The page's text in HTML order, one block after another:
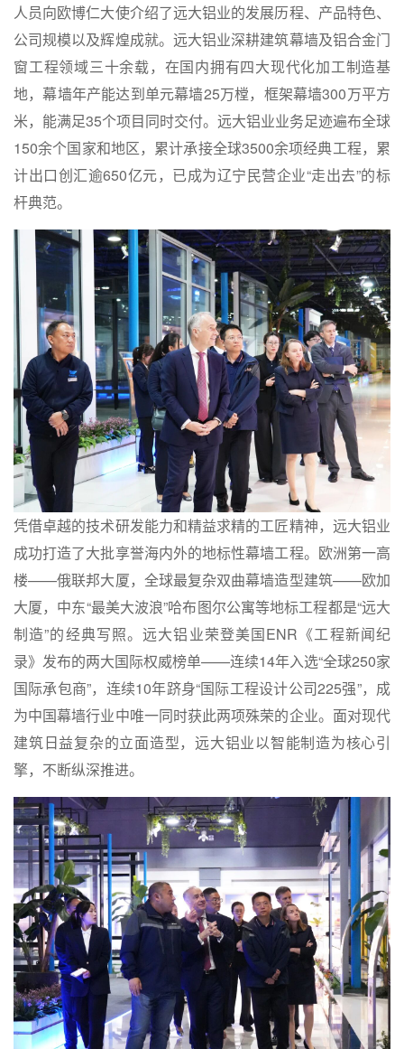
人员向欧博仁大使介绍了远大铝业的发展历程、产品特色、
公司规模以及辉煌成就。远大铝业深耕建筑幕墙及铝合金门
窗工程领域三十余载，在国内拥有四大现代化加工制造基
地，幕墙年产能达到单元幕墙25万樘， 框架幕墙300万平方
米，能满足35个项目同时交付。远大铝业业务足迹遍布全球
150余个国家和地区，累计承接全球3500余项经典工程，累
计出口创汇逾650亿元，已成为辽宁民营企业“走出去”的标
杆典范。
凭借卓越的技术研发能力和精益求精的工匠精神，远大铝业
成功打造了大批享誉海内外的地标性幕墙工程。欧洲第一高
楼——俄联邦大厦，全球最复杂双曲幕墙造型建筑——欧加
大厦，中东“最美大波浪”哈布图尔公寓等地标工程都是“远大
制造”的经典写照。远大铝业荣登美国ENR《工程新闻纪
录》发布的两大国际权威榜单——连续14年入选“全球250家
国际承包商”，连续10年跻身“国际工程设计公司225强”，成
为中国幕墙行业中唯一同时获此两项殊荣的企业。面对现代
建筑日益复杂的立面造型，远大铝业以智能制造为核心引
擎，不断纵深推进。